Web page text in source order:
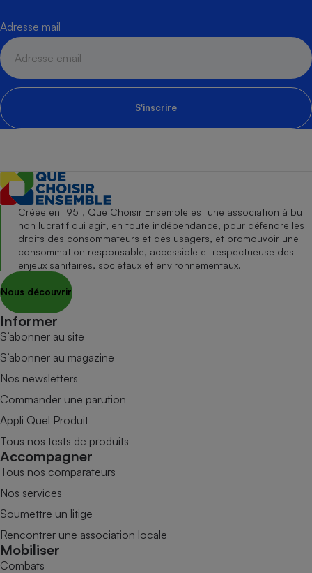
Adresse mail
S'inscrire
Créée en 1951, Que Choisir Ensemble est une association à but
non lucratif qui agit, en toute indépendance, pour défendre les
droits des consommateurs et des usagers, et promouvoir une
consommation responsable, accessible et respectueuse des
enjeux sanitaires, sociétaux et environnementaux.
Nous découvrir
Informer
S’abonner au site
S’abonner au magazine
Nos newsletters
Commander une parution
Appli Quel Produit
Tous nos tests de produits
Accompagner
Tous nos comparateurs
Nos services
Soumettre un litige
Rencontrer une association locale
Mobiliser
Combats